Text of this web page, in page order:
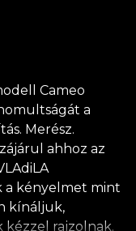
Cameo
a
Merész.
ahhoz az
a kényelmet mint
kínáljuk,
rajzolnak.